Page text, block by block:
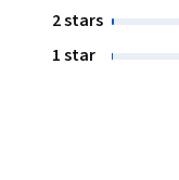
2 stars
1 star